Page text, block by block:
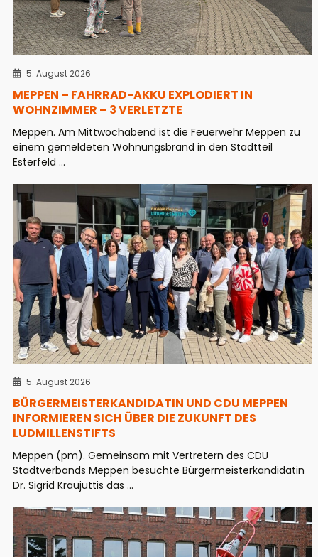
5. August 2026
MEPPEN – FAHRRAD-AKKU EXPLODIERT IN
WOHNZIMMER – 3 VERLETZTE
Meppen. Am Mittwochabend ist die Feuerwehr Meppen zu
einem gemeldeten Wohnungsbrand in den Stadtteil
Esterfeld ...
5. August 2026
BÜRGERMEISTERKANDIDATIN UND CDU MEPPEN
INFORMIEREN SICH ÜBER DIE ZUKUNFT DES
LUDMILLENSTIFTS
Meppen (pm). Gemeinsam mit Vertretern des CDU
Stadtverbands Meppen besuchte Bürgermeisterkandidatin
Dr. Sigrid Kraujuttis das ...